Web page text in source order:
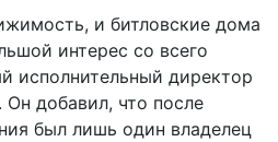
и битловские дома
интерес со всего
исполнительный директор
добавил, что после
был лишь один владелец